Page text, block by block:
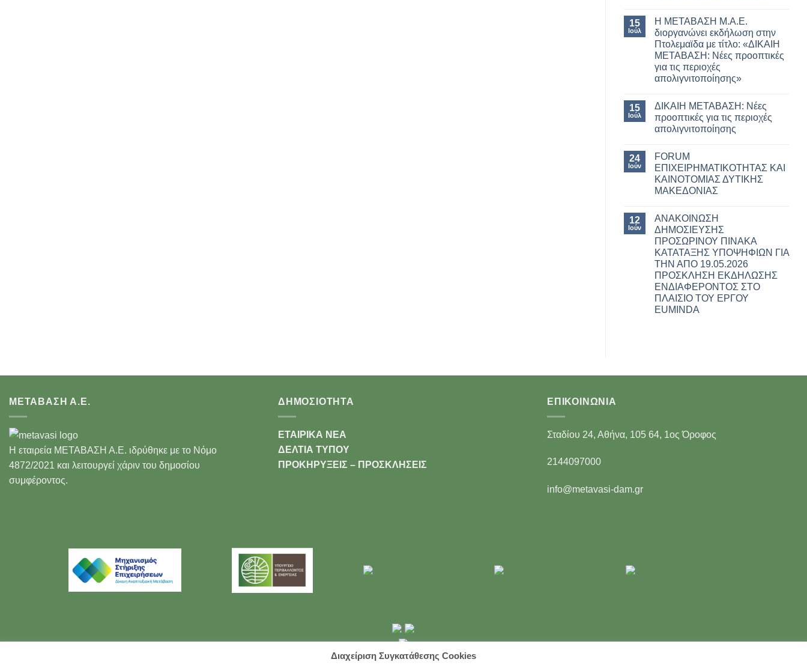
15
Ιούλ
Η ΜΕΤΑΒΑΣΗ Μ.Α.Ε.
διοργανώνει εκδήλωση στην
Πτολεμαϊδα με τίτλο: «ΔΙΚΑΙΗ
ΜΕΤΑΒΑΣΗ: Νέες προοπτικές
για τις περιοχές
απολιγνιτοποίησης»
15
Ιούλ
ΔΙΚΑΙΗ ΜΕΤΑΒΑΣΗ: Νέες
προοπτικές για τις περιοχές
απολιγνιτοποίησης
24
Ιούν
FORUM
ΕΠΙΧΕΙΡΗΜΑΤΙΚΟΤΗΤΑΣ ΚΑΙ
ΚΑΙΝΟΤΟΜΙΑΣ ΔΥΤΙΚΗΣ
ΜΑΚΕΔΟΝΙΑΣ
12
Ιούν
ΑΝΑΚΟΙΝΩΣΗ
ΔΗΜΟΣΙΕΥΣΗΣ
ΠΡΟΣΩΡΙΝΟΥ ΠΙΝΑΚΑ
ΚΑΤΑΤΑΞΗΣ ΥΠΟΨΗΦΙΩΝ ΓΙΑ
ΤΗΝ ΑΠO 19.05.2026
ΠΡΟΣΚΛΗΣΗ ΕΚΔΗΛΩΣΗΣ
ΕΝΔΙΑΦΕΡΟΝΤΟΣ ΣΤΟ
ΠΛΑΙΣΙΟ ΤΟΥ ΕΡΓΟΥ
EUMINDA
ΜΕΤΑΒΑΣΗ Α.Ε.
Η εταιρεία ΜΕΤΑΒΑΣΗ Α.Ε. ιδρύθηκε με το Νόμο
4872/2021 και λειτουργεί χάριν του δημοσίου
συμφέροντος.
ΔΗΜΟΣΙΟΤΗΤΑ
ΕΤΑΙΡΙΚΑ ΝΕΑ
ΔΕΛΤΙΑ ΤΥΠΟΥ
ΠΡΟΚΗΡΥΞΕΙΣ – ΠΡΟΣΚΛΗΣΕΙΣ
ΕΠΙΚΟΙΝΩΝΊΑ
Σταδίου 24, Αθήνα, 105 64, 1ος Όροφος
2144097000
info@metavasi-dam.gr
Διαχείριση Συγκατάθεσης Cookies